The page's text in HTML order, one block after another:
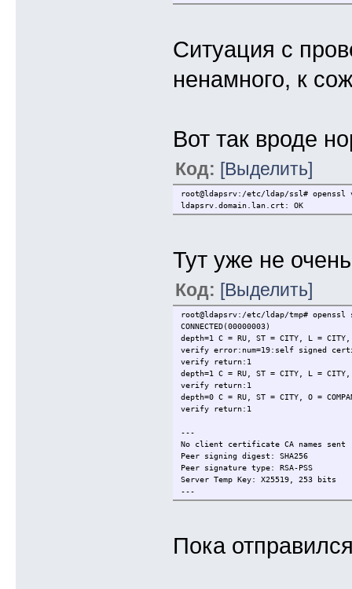
Ситуация с
ненамного, к
Вот так вроде
Код: [Выделить]
root@ldapsrv:/etc/ldap/ssl#
ldapsrv.domain.lan.crt: OK
Тут уже не
Код: [Выделить]
root@ldapsrv:/etc/ldap/tmp#
CONNECTED(00000003)
depth=1 C = RU, ST = CITY, L =
verify error:num=19:self signed
verify return:1
depth=1 C = RU, ST = CITY, L =
verify return:1
depth=0 C = RU, ST = CITY, O =
verify return:1
---
No client certificate CA names sent
Peer signing digest: SHA256
Peer signature type: RSA-PSS
Server Temp Key: X25519, 253 bits
---
SSL handshake has read 3218 bytes
New, TLSv1.3, Cipher is
Server public key is 4096 bit
Пока